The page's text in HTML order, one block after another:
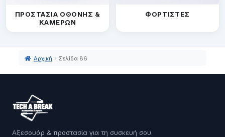
ΠΡΟΣΤΑΣΙΑ ΟΘΟΝΗΣ &
ΚΑΜΕΡΩΝ
ΦΟΡΤΙΣΤΕΣ
Tech A Break
Αρχική Σελίδα 86
Αξεσουάρ & προστασία για τη συσκευή σου.